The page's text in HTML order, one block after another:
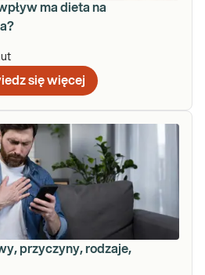
ma dieta na
się więcej
przyczyny, rodzaje,